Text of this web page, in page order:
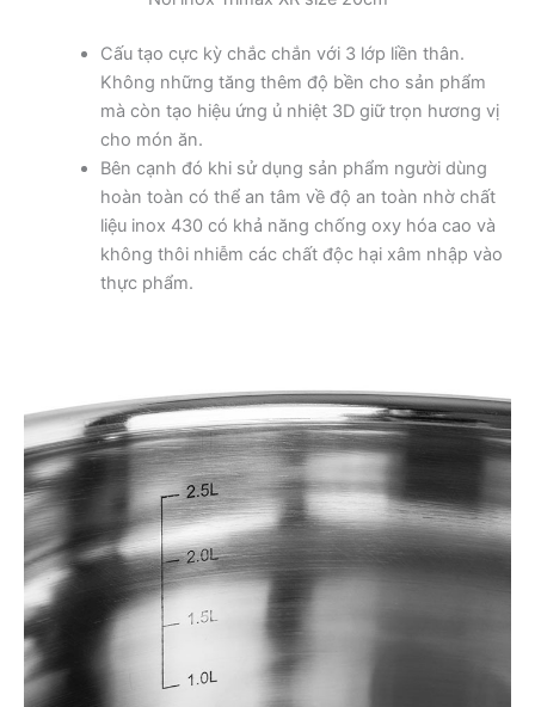
Cấu tạo cực kỳ chắc chắn với 3 lớp liền thân.
Không những tăng thêm độ bền cho sản phẩm
mà còn tạo hiệu ứng ủ nhiệt 3D giữ trọn hương vị
cho món ăn.
Bên cạnh đó khi sử dụng sản phẩm người dùng
hoàn toàn có thể an tâm về độ an toàn nhờ chất
liệu inox 430 có khả năng chống oxy hóa cao và
không thôi nhiễm các chất độc hại xâm nhập vào
thực phẩm.